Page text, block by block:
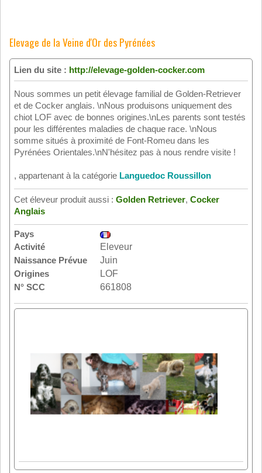
Elevage de la Veine d'Or des Pyrénées
Lien du site : http://elevage-golden-cocker.com
Nous sommes un petit élevage familial de Golden-Retriever
et de Cocker anglais. \nNous produisons uniquement des
chiot LOF avec de bonnes origines.\nLes parents sont testés
pour les différentes maladies de chaque race. \nNous
somme situés à proximité de Font-Romeu dans les
Pyrénées Orientales.\nN'hésitez pas à nous rendre visite !
, appartenant à la catégorie Languedoc Roussillon
Cet éleveur produit aussi : Golden Retriever, Cocker
Anglais
Pays
Activité
Eleveur
Naissance Prévue
Juin
Origines
LOF
N° SCC
661808